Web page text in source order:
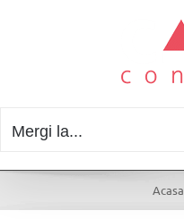
Mergi la...
Acasa